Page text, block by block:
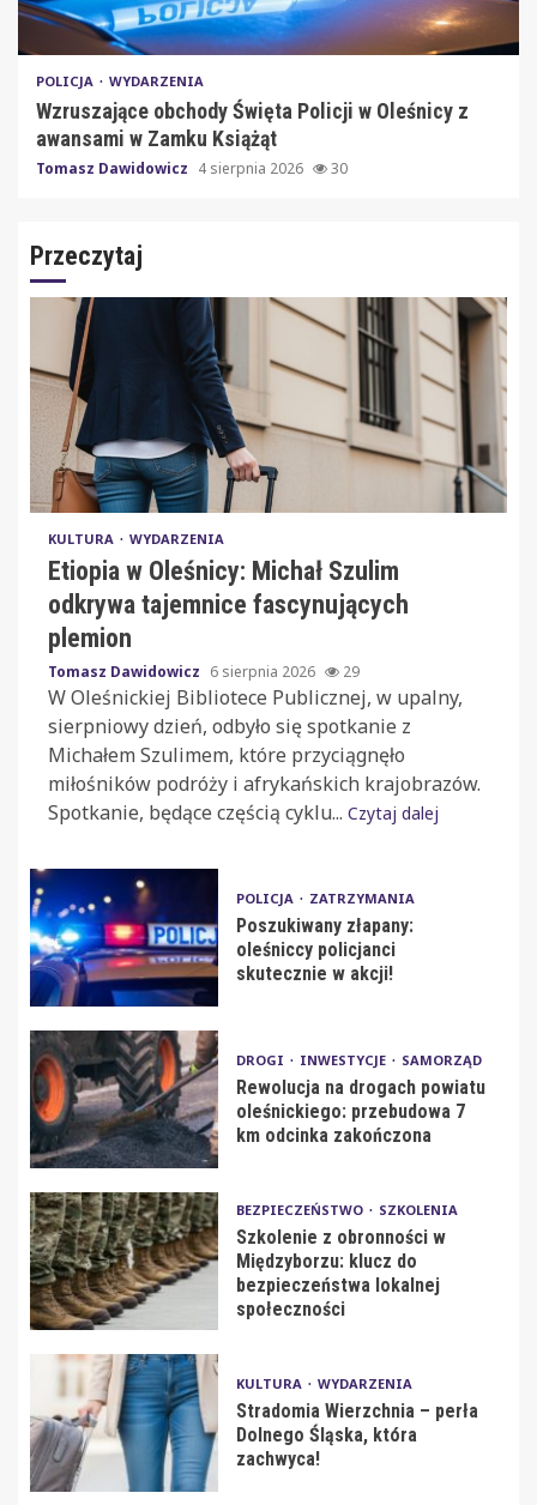
POLICJA WYDARZENIA
Wzruszające obchody Święta Policji w Oleśnicy z
awansami w Zamku Książąt
Tomasz Dawidowicz 4 sierpnia 2026 30
Przeczytaj
KULTURA WYDARZENIA
Etiopia w Oleśnicy: Michał Szulim
odkrywa tajemnice fascynujących
plemion
Tomasz Dawidowicz 6 sierpnia 2026 29
W Oleśnickiej Bibliotece Publicznej, w upalny,
sierpniowy dzień, odbyło się spotkanie z
Michałem Szulimem, które przyciągnęło
miłośników podróży i afrykańskich krajobrazów.
Spotkanie, będące częścią cyklu... Czytaj dalej
POLICJA ZATRZYMANIA
Poszukiwany złapany:
oleśniccy policjanci
skutecznie w akcji!
DROGI INWESTYCJE SAMORZĄD
Rewolucja na drogach powiatu
oleśnickiego: przebudowa 7
km odcinka zakończona
BEZPIECZEŃSTWO SZKOLENIA
Szkolenie z obronności w
Międzyborzu: klucz do
bezpieczeństwa lokalnej
społeczności
KULTURA WYDARZENIA
Stradomia Wierzchnia – perła
Dolnego Śląska, która
zachwyca!